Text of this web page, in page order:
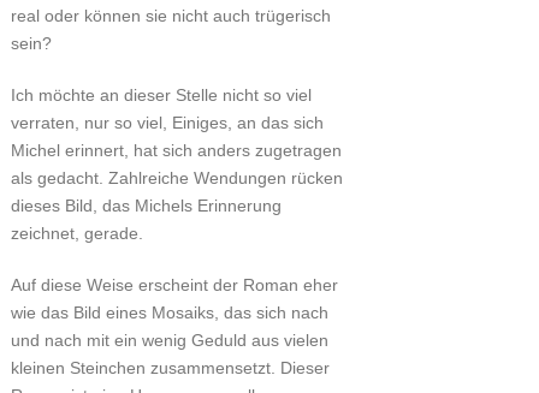
real oder können sie nicht auch trügerisch
sein?
Ich möchte an dieser Stelle nicht so viel
verraten, nur so viel, Einiges, an das sich
Michel erinnert, hat sich anders zugetragen
als gedacht. Zahlreiche Wendungen rücken
dieses Bild, das Michels Erinnerung
zeichnet, gerade.
Auf diese Weise erscheint der Roman eher
wie das Bild eines Mosaiks, das sich nach
und nach mit ein wenig Geduld aus vielen
kleinen Steinchen zusammensetzt. Dieser